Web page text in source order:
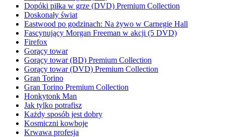
Dopóki piłka w grze (DVD) Premium Collection
Doskonały świat
Eastwood po godzinach: Na żywo w Carnegie Hall
Fascynujący Morgan Freeman w akcji (5 DVD)
Firefox
Gorący towar
Gorący towar (BD) Premium Collection
Gorący towar (DVD) Premium Collection
Gran Torino
Gran Torino Premium Collection
Honkytonk Man
Jak tylko potrafisz
Każdy sposób jest dobry
Kosmiczni kowboje
Krwawa profesja